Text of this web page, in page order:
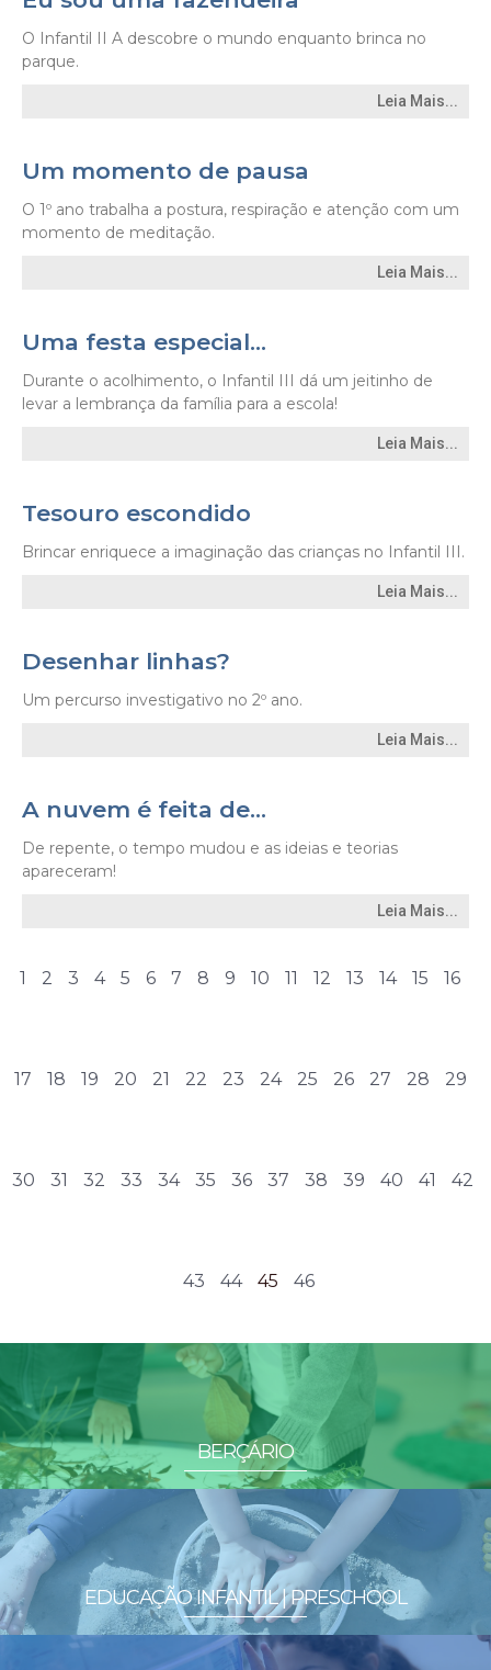
O Infantil II A descobre o mundo enquanto brinca no
parque.
Leia Mais...
Um momento de pausa
O 1º ano trabalha a postura, respiração e atenção com um
momento de meditação.
Leia Mais...
Uma festa especial…
Durante o acolhimento, o Infantil III dá um jeitinho de
levar a lembrança da família para a escola!
Leia Mais...
Tesouro escondido
Brincar enriquece a imaginação das crianças no Infantil III.
Leia Mais...
Desenhar linhas?
Um percurso investigativo no 2º ano.
Leia Mais...
A nuvem é feita de…
De repente, o tempo mudou e as ideias e teorias
apareceram!
Leia Mais...
1 2 3 4 5 6 7 8 9 10 11 12 13 14 15 16
17 18 19 20 21 22 23 24 25 26 27 28 29
30 31 32 33 34 35 36 37 38 39 40 41 42
43 44 45 46
BERÇÁRIO
EDUCAÇÃO INFANTIL | PRESCHOOL